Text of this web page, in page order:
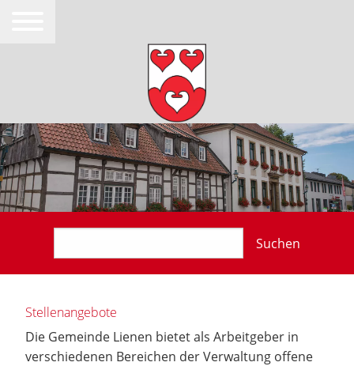
Suchen
Stellenangebote
Die Gemeinde Lienen bietet als Arbeitgeber in
verschiedenen Bereichen der Verwaltung offene